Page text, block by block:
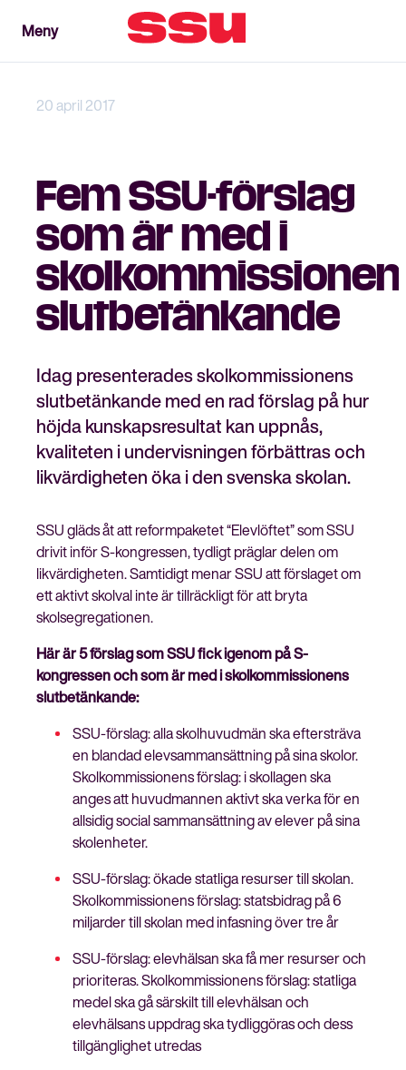
Stäng
MenyMeny
20 april 2017
Fem SSU-förslag
som är med i
slutbetänkande
Idag presenterades skolkommissionens
slutbetänkande med en rad förslag på hur
höjda kunskapsresultat kan uppnås,
kvaliteten i undervisningen förbättras och
likvärdigheten öka i den svenska skolan.
SSU gläds åt att reformpaketet “Elevlöftet” som SSU
drivit inför S-kongressen, tydligt präglar delen om
likvärdigheten. Samtidigt menar SSU att förslaget om
ett aktivt skolval inte är tillräckligt för att bryta
skolsegregationen.
Här är 5 förslag som SSU fick igenom på S-
kongressen och som är med i skolkommissionens
slutbetänkande:
SSU-förslag: alla skolhuvudmän ska eftersträva
en blandad elevsammansättning på sina skolor.
Skolkommissionens förslag: i skollagen ska
anges att huvudmannen aktivt ska verka för en
allsidig social sammansättning av elever på sina
skolenheter.
SSU-förslag: ökade statliga resurser till skolan.
Skolkommissionens förslag: statsbidrag på 6
miljarder till skolan med infasning över tre år
SSU-förslag: elevhälsan ska få mer resurser och
prioriteras. Skolkommissionens förslag: statliga
medel ska gå särskilt till elevhälsan och
elevhälsans uppdrag ska tydliggöras och dess
tillgänglighet utredas